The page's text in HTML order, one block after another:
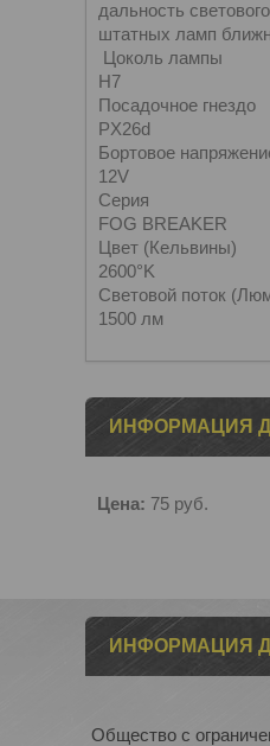
дальность
штатных ламп
Цоколь лампы
H7
Посадочное гнездо
PX26d
Бортовое
12V
Серия
FOG BREAKER
Цвет (Кельвины)
2600°K
Световой поток
1500 лм
ИНФОРМАЦИЯ
Цена: 75 руб.
ИНФОРМАЦИЯ
Общество с